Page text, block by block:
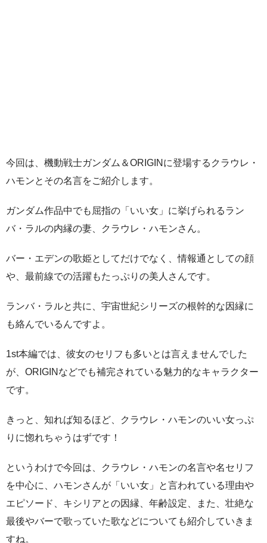
今回は、機動戦士ガンダム＆ORIGINに登場するクラウレ・
ハモンとその名言をご紹介します。
ガンダム作品中でも屈指の「いい女」に挙げられるラン
バ・ラルの内縁の妻、クラウレ・ハモンさん。
バー・エデンの歌姫としてだけでなく、情報通としての顔
や、最前線での活躍もたっぷりの美人さんです。
ランバ・ラルと共に、宇宙世紀シリーズの根幹的な因縁に
も絡んでいるんですよ。
1st本編では、彼女のセリフも多いとは言えませんでした
が、ORIGINなどでも補完されている魅力的なキャラクター
です。
きっと、知れば知るほど、クラウレ・ハモンのいい女っぷ
りに惚れちゃうはずです！
というわけで今回は、クラウレ・ハモンの名言や名セリフ
を中心に、ハモンさんが「いい女」と言われている理由や
エピソード、キシリアとの因縁、年齢設定、また、壮絶な
最後やバーで歌っていた歌などについても紹介していきま
すね。